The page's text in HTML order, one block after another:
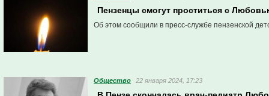
Пензенцы смогут проститься с
Об этом сообщили в пресс-службе пензенской
Общество 22 января 2024, 17:23